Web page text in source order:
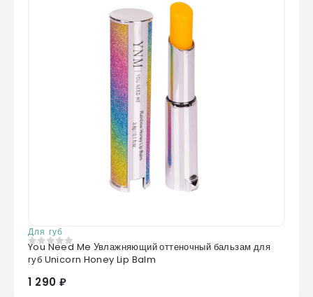
Для губ
0 из 5
You Need Me Увлажняющий оттеночный бальзам для
губ Unicorn Honey Lip Balm
1 290 ₽